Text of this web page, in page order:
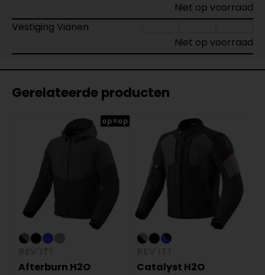
Niet op voorraad
Vestiging Vianen
Niet op voorraad
Gerelateerde producten
op=op
Afterburn H2O
Catalyst H2O